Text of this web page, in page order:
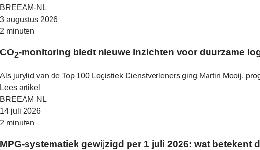
BREEAM-NL
3 augustus 2026
2 minuten
CO2-monitoring biedt nieuwe inzichten voor duurzame
Als jurylid van de Top 100 Logistiek Dienstverleners ging Martin Mooij,
Lees artikel
BREEAM-NL
14 juli 2026
2 minuten
MPG-systematiek gewijzigd per 1 juli 2026: wat betekent